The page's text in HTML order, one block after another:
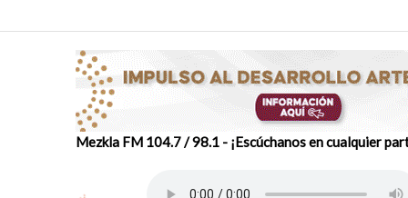
Mezkla FM 104.7 / 98.1 - ¡Escúchanos en cualquier